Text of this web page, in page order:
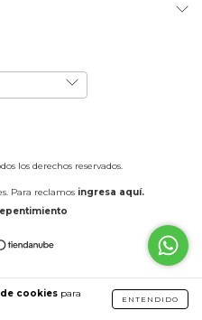
cookies para
ENTENDIDO
los derechos reservados.
Para reclamos ingresa aquí.